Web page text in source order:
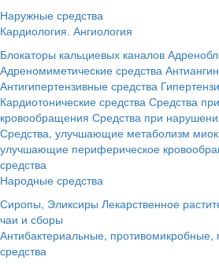
Наружные средства
Кардиология. Ангиология
Блокаторы кальциевых каналов
Адреномиметические средства
Антигипертензивные средства
Кардиотонические средства Средства
кровообращения Средства при
Средства, улучшающие метаболизм
улучшающие периферическое
средства
Народные средства
Сиропы, Эликсиры Лекарственное
чаи и сборы
Антибактериальные, противомикробные,
средства